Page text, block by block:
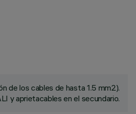
de los cables de hasta 1.5 mm2).
y aprietacables en el secundario.